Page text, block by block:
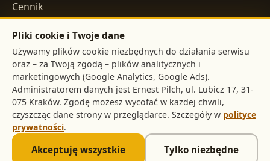
Cennik
Regulamin
Polityka prywatności
©
. Treści mają charakter informacyjny i nie
stanowią porady prawnej.
Pliki cookie i Twoje dane
Używamy plików cookie niezbędnych do działania serwisu
oraz – za Twoją zgodą – plików analitycznych i
marketingowych (Google Analytics, Google Ads).
Administratorem danych jest
,
. Zgodę możesz wycofać w każdej chwili,
czyszcząc dane strony w przeglądarce. Szczegóły w polityce
prywatności.
Akceptuję wszystkie Tylko niezbędne